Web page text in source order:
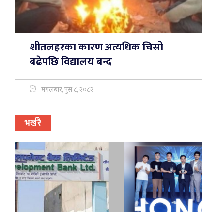
शीतलहरका कारण अत्यधिक चिसो
बढेपछि विद्यालय बन्द
मंगलबार, पुस ८, २०८२
भर्खरै